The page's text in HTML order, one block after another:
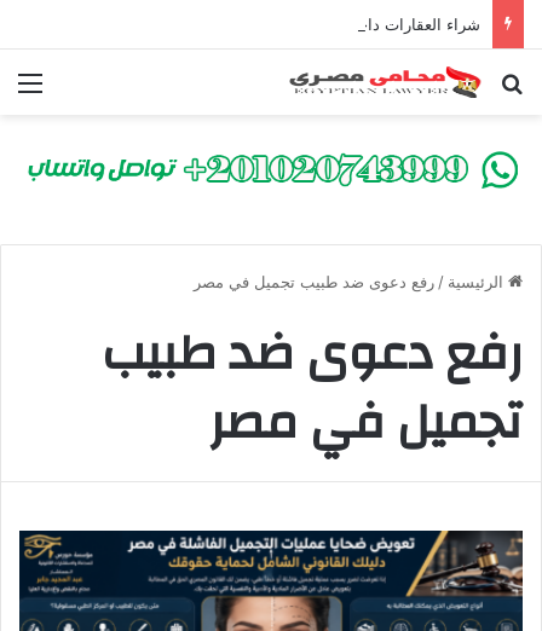
بحث عن
الرئيسية / رفع دعوى ضد طبيب تجميل في مصر
رفع دعوى ضد طبيب
تجميل في مصر